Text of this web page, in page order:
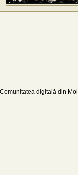
Comunitatea digitală din